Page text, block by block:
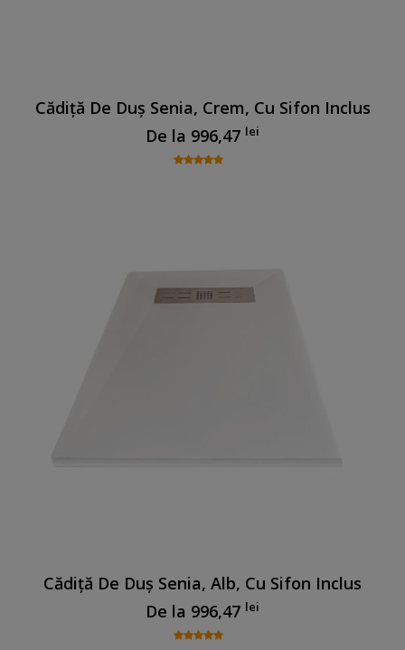
Cădiță De Duș Senia, Crem, Cu Sifon Inclus
De la 996,47 lei
Cădiță De Duș Senia, Alb, Cu Sifon Inclus
De la 996,47 lei